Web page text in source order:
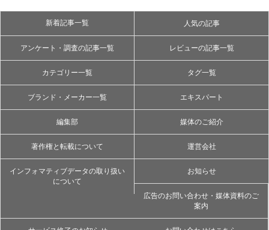
新着記事一覧 人気の記事
アンケート・調査の記事一覧 レビューの記事一覧
カテゴリー一覧 タグ一覧
ブランド・メーカー一覧 エキスパート
編集部 媒体のご紹介
著作権と転載について 運営会社
インフォマティブデータの取り扱い
について
お知らせ
広告のお問い合わせ・媒体資料のご
案内